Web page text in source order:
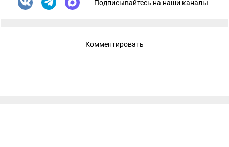
Подписывайтесь на наши каналы
Комментировать